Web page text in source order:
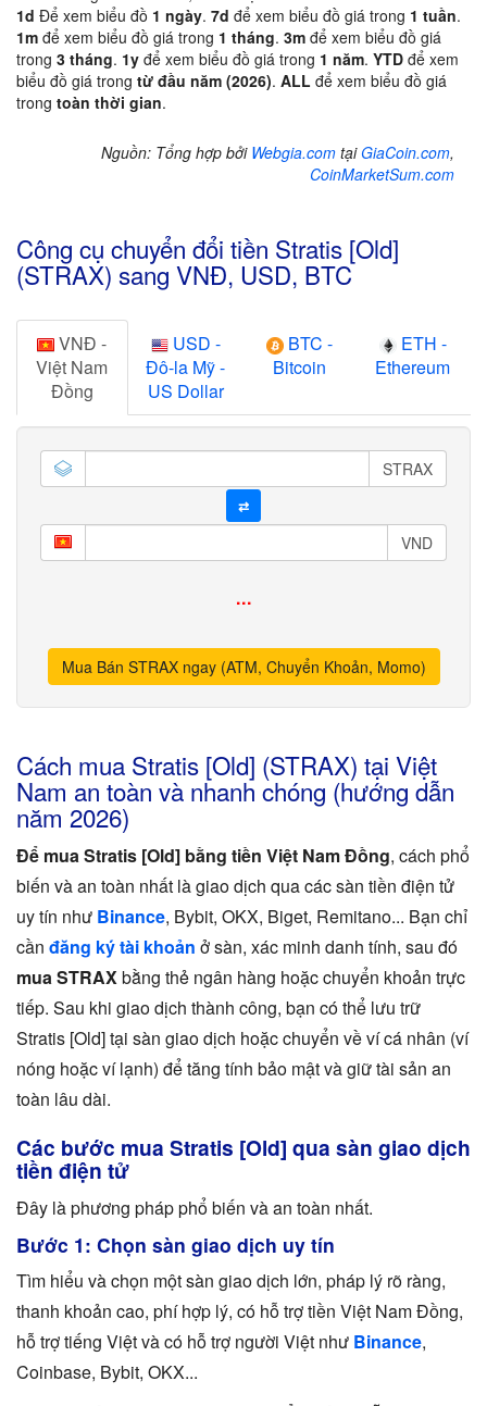
1d Để xem biểu đồ 1 ngày. 7d để xem biểu đồ giá trong 1 tuần.
1m để xem biểu đồ giá trong 1 tháng. 3m để xem biểu đồ giá
trong 3 tháng. 1y để xem biểu đồ giá trong 1 năm. YTD để xem
biểu đồ giá trong từ đầu năm (2026). ALL để xem biểu đồ giá
trong toàn thời gian.
Nguồn: Tổng hợp bởi Webgia.com tạiGiaCoin.com,
CoinMarketSum.com
Công cụ chuyển đổi tiền Stratis [Old]
(STRAX) sang VNĐ, USD, BTC
VNĐ -
Việt Nam
Đồng
USD -
Đô-la Mỹ -
US Dollar
BTC -
Bitcoin
ETH -
Ethereum
STRAX
⇄
VND
...
Mua Bán STRAX ngay (ATM, Chuyển Khoản, Momo)
Cách mua Stratis [Old] (STRAX) tại Việt
Nam an toàn và nhanh chóng (hướng dẫn
năm 2026)
Để mua Stratis [Old] bằng tiền Việt Nam Đồng, cách phổ
biến và an toàn nhất là giao dịch qua các sàn tiền điện tử
uy tín như Binance, Bybit, OKX, Biget, Remitano... Bạn chỉ
cần đăng ký tài khoản ở sàn, xác minh danh tính, sau đó
mua STRAXbằng thẻ ngân hàng hoặc chuyển khoản trực
tiếp. Sau khi giao dịch thành công, bạn có thể lưu trữ
Stratis [Old] tại sàn giao dịch hoặc chuyển về ví cá nhân (ví
nóng hoặc ví lạnh) để tăng tính bảo mật và giữ tài sản an
toàn lâu dài.
Các bước mua Stratis [Old] qua sàn giao dịch
tiền điện tử
Đây là phương pháp phổ biến và an toàn nhất.
Bước 1: Chọn sàn giao dịch uy tín
Tìm hiểu và chọn một sàn giao dịch lớn, pháp lý rõ ràng,
thanh khoản cao, phí hợp lý, có hỗ trợ tiền Việt Nam Đồng,
hỗ trợ tiếng Việt và có hỗ trợ người Việt như Binance,
Coinbase, Bybit, OKX...